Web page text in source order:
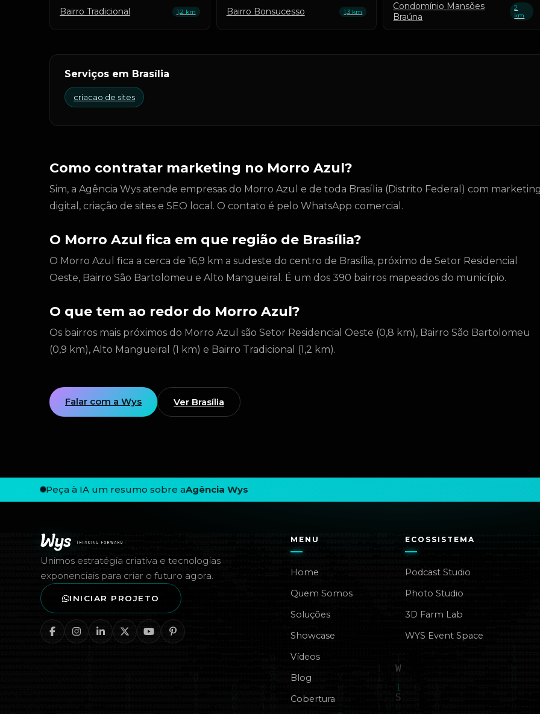
Bairro Tradicional 1,2 km Bairro Bonsucesso 1,3 km
Condomínio Mansões
Braúna
2
km
Serviços em Brasília
criacao de sites
Como contratar marketing no Morro Azul?
Sim, a Agência Wys atende empresas do Morro Azul e de toda Brasília (Distrito Federal) com
digital, criação de sites e SEO local. O contato é pelo WhatsApp comercial.
O Morro Azul fica em que região de Brasília?
O Morro Azul fica a cerca de 16,9 km a sudeste do centro de Brasília, próximo de Setor Residencial
Oeste, Bairro São Bartolomeu e Alto Mangueiral. É um dos 390 bairros mapeados do município.
O que tem ao redor do Morro Azul?
Os bairros mais próximos do Morro Azul são Setor Residencial Oeste (0,8 km), Bairro São Bartolomeu
(0,9 km), Alto Mangueiral (1 km) e Bairro Tradicional (1,2 km).
Falar com a Wys Ver Brasília
Rodapé — Agência Wys
Peça à IA um resumo sobre aAgência Wys
Unimos estratégia criativa e tecnologias
exponenciais para criar o futuro agora.
INICIAR PROJETO
MENU
Home
Quem Somos
Soluções
Showcase
Vídeos
Blog
Cobertura
ECOSSISTEMA
Podcast Studio
Photo Studio
3D Farm Lab
WYS Event Space